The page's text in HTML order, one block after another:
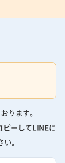
ります。
ピーしてLINEに
。